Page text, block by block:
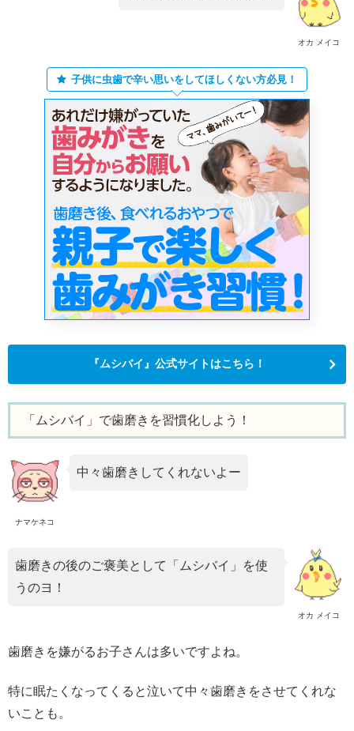
オカ メイコ
子供に虫歯で辛い思いをしてほしくない方必見！
『ムシバイ』公式サイトはこちら！
「ムシバイ」で歯磨きを習慣化しよう！
ナマケネコ
中々歯磨きしてくれないよー
オカ メイコ
歯磨きの後のご褒美として「ムシバイ」を使
うのヨ！
歯磨きを嫌がるお子さんは多いですよね。
特に眠たくなってくると泣いて中々歯磨きをさせてくれな
いことも。